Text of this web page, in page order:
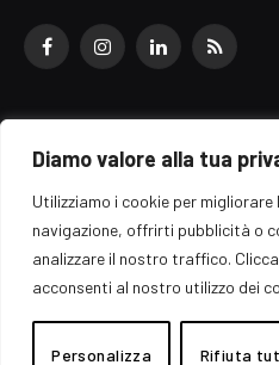
Diamo valore alla tua
Utilizziamo i cookie per migliorare
navigazione, offrirti pubblicità o
analizzare il nostro traffico.
acconsenti al nostro utilizzo dei
Personalizza Rifiuta
FacebookInstagramLinkedInRSS
© 2026 EZ Rome
Il portale EZ Rome e' una testata
registrata al tribunale di
Direttore responsabile:
Edito da ARvis.it srl - via
Home